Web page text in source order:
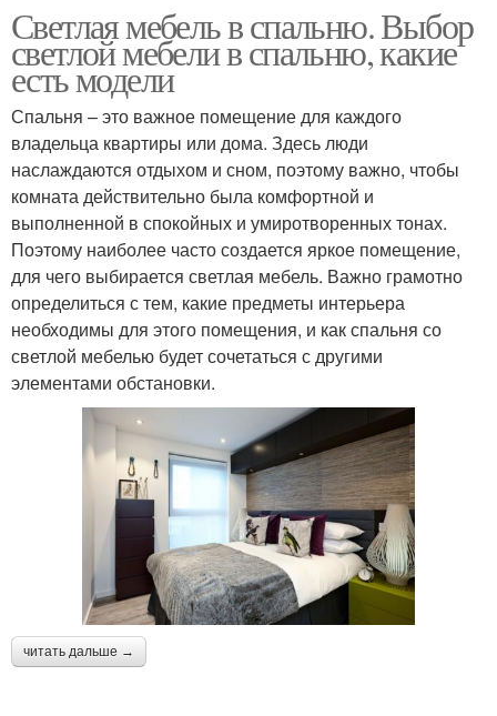
Светлая мебель в спальню. Выбор
светлой мебели в спальню, какие
есть модели
Спальня – это важное помещение для каждого
владельца квартиры или дома. Здесь люди
наслаждаются отдыхом и сном, поэтому важно, чтобы
комната действительно была комфортной и
выполненной в спокойных и умиротворенных тонах.
Поэтому наиболее часто создается яркое помещение,
для чего выбирается светлая мебель. Важно грамотно
определиться с тем, какие предметы интерьера
необходимы для этого помещения, и как спальня со
светлой мебелью будет сочетаться с другими
элементами обстановки.
читать дальше →